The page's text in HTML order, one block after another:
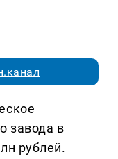
завода в
рублей.